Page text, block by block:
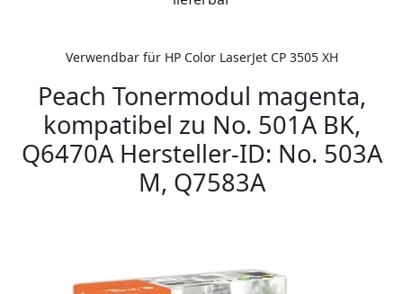
Verwendbar für HP Color LaserJet CP 3505 XH
Peach Tonermodul magenta,
kompatibel zu No. 501A BK,
Q6470A Hersteller-ID: No. 503A
M, Q7583A